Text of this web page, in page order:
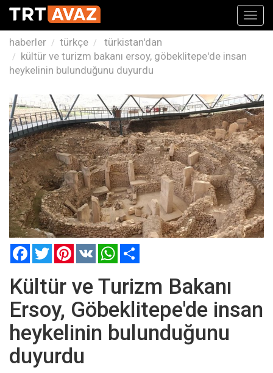
haberler türkçe
türkistan'dan
kültür ve turizm bakanı ersoy, göbeklitepe'de insan
heykelinin bulunduğunu duyurdu
FacebookTwitterPinterest
VK WhatsApp
Kültür ve Turizm Bakanı
Ersoy, Göbeklitepe'de insan
heykelinin bulunduğunu
duyurdu